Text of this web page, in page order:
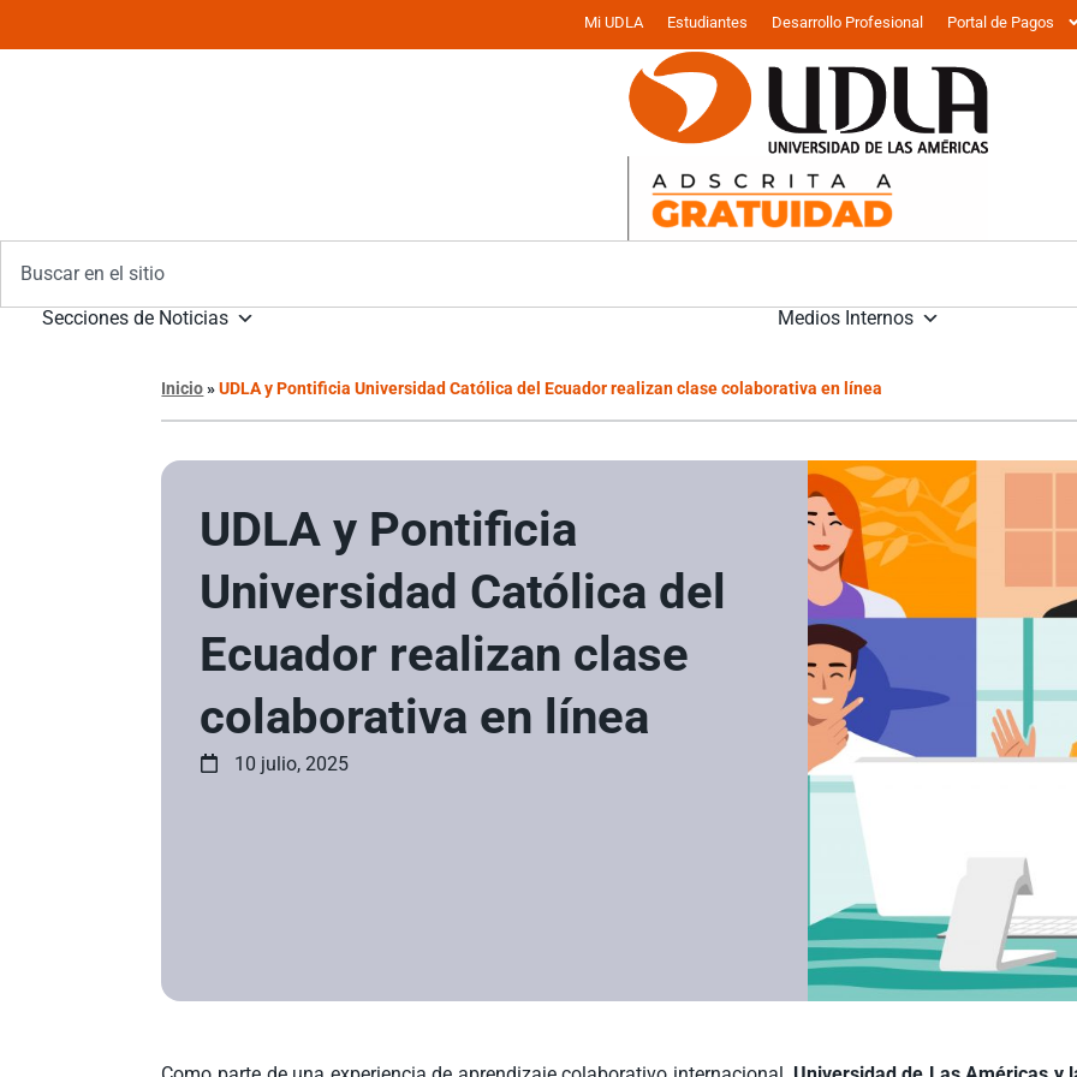
Mi UDLA Estudiantes Desarrollo Profesional Portal de Pagos
Secciones de Noticias Medios Internos
Inicio»UDLA y Pontificia Universidad Católica del Ecuador realizan clase colaborativa en línea
UDLA y Pontificia
Universidad Católica del
Ecuador realizan clase
colaborativa en línea
10 julio, 2025